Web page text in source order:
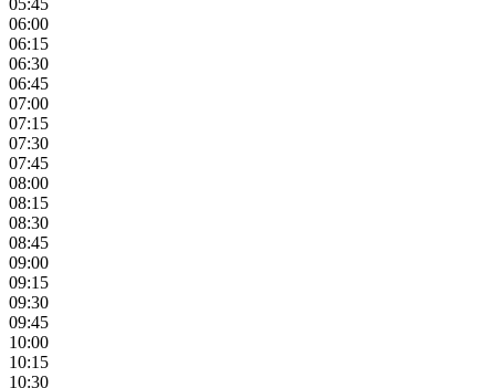
05:45
06:00
06:15
06:30
06:45
07:00
07:15
07:30
07:45
08:00
08:15
08:30
08:45
09:00
09:15
09:30
09:45
10:00
10:15
10:30